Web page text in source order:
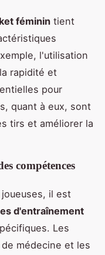
féminin tient
l'utilisation
rapidité et
pour
quant à eux, sont
tirs et améliorer la
compétences
il est
d'entraînement
Les
médecine et les